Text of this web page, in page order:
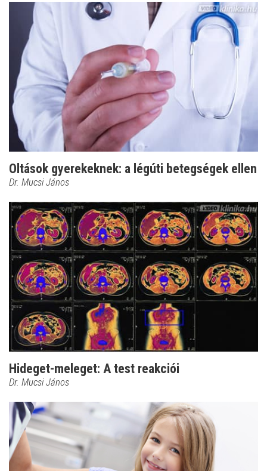
Oltások gyerekeknek: a légúti betegségek ellen
Dr. Mucsi János
Hideget-meleget: A test reakciói
Dr. Mucsi János